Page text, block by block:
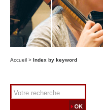
Accueil > Index by keyword